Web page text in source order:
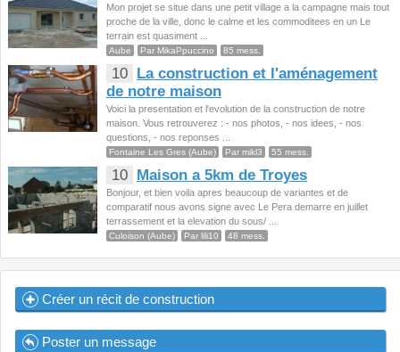
Mon projet se situe dans une petit village a la campagne mais tout
proche de la ville, donc le calme et les commoditees en un Le
terrain est quasiment ...
Aube Par MikaPpuccino 85 mess.
10
La construction et l'aménagement
de notre maison
Voici la presentation et l'evolution de la construction de notre
maison. Vous retrouverez : - nos photos, - nos idees, - nos
questions, - nos reponses ...
Fontaine Les Gres (Aube) Par mikl3 55 mess.
10 Maison a 5km de Troyes
Bonjour, et bien voila apres beaucoup de variantes et de
comparatif nous avons signe avec Le Pera demarre en juillet
terrassement et la elevation du sous/ ...
Culoison (Aube) Par lili10 48 mess.
Créer un récit de construction
Poster un message